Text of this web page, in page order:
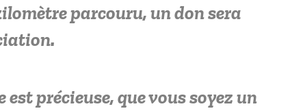
parcouru, un don sera
est précieuse, que vous soyez un